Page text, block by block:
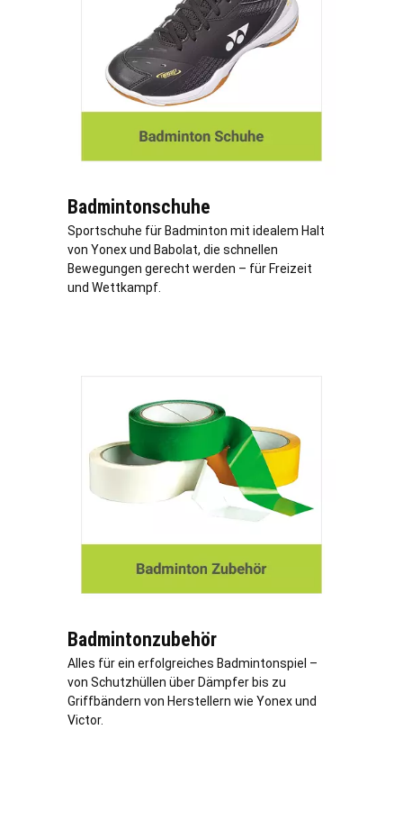
Badmintonschuhe
Sportschuhe für Badminton mit idealem Halt
von Yonex und Babolat, die schnellen
Bewegungen gerecht werden – für Freizeit
und Wettkampf.
Badmintonzubehör
Alles für ein erfolgreiches Badmintonspiel –
von Schutzhüllen über Dämpfer bis zu
Griffbändern von Herstellern wie Yonex und
Victor.